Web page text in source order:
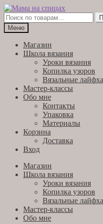
Перейти
к
навигации
Перейти
к
содержимому
Искать:
Меню
Магазин
Школа вязания
Уроки вязания
Копилка узоров
Вязальные
Мастер-классы
Обо мне
Контакты
Упаковка
Материалы
Корзина
Доставка
Вход
Магазин
Школа вязания
Уроки вязания
Копилка узоров
Вязальные
Мастер-классы
Обо мне